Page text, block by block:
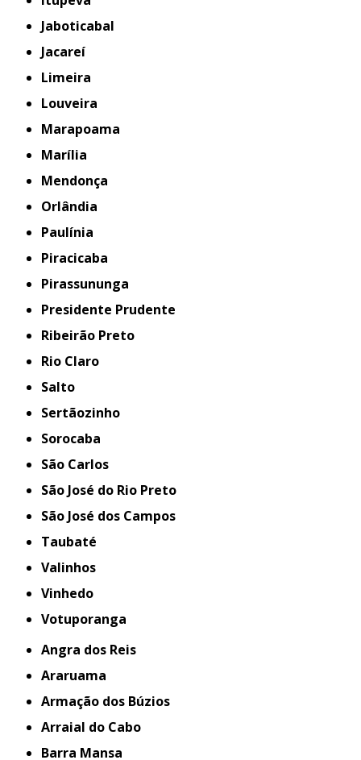
Jaboticabal
Jacareí
Limeira
Louveira
Marapoama
Marília
Mendonça
Orlândia
Paulínia
Piracicaba
Pirassununga
Presidente Prudente
Ribeirão Preto
Rio Claro
Salto
Sertãozinho
Sorocaba
São Carlos
São José do Rio Preto
São José dos Campos
Taubaté
Valinhos
Vinhedo
Votuporanga
Angra dos Reis
Araruama
Armação dos Búzios
Arraial do Cabo
Barra Mansa